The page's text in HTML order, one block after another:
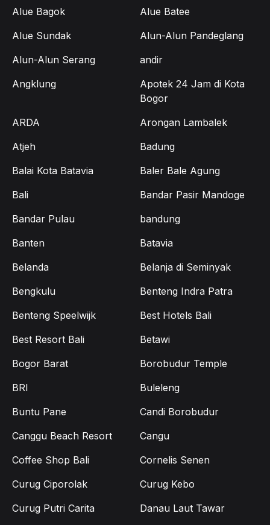
Alue Bagok
Alue Batee
Alue Sundak
Alun-Alun Pandeglang
Alun-Alun Serang
andir
Angklung
Apotek 24 Jam di Kota
Bogor
ARDA
Arongan Lambalek
Atjeh
Badung
Balai Kota Batavia
Baler Bale Agung
Bali
Bandar Pasir Mandoge
Bandar Pulau
bandung
Banten
Batavia
Belanda
Belanja di Seminyak
Bengkulu
Benteng Indra Patra
Benteng Speelwijk
Best Hotels Bali
Best Resort Bali
Betawi
Bogor Barat
Borobudur Temple
BRI
Buleleng
Buntu Pane
Candi Borobudur
Canggu Beach Resort
Cangu
Coffee Shop Bali
Cornelis Senen
Curug Ciporolak
Curug Kebo
Curug Putri Carita
Danau Laut Tawar